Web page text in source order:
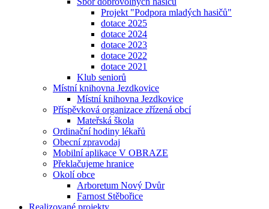
Projekt "Podpora mladých hasičů"
dotace 2025
dotace 2024
dotace 2023
dotace 2022
dotace 2021
Klub seniorů
Místní knihovna Jezdkovice
Místní knihovna Jezdkovice
Příspěvková organizace zřízená obcí
Mateřská škola
Ordinační hodiny lékařů
Obecní zpravodaj
Mobilní aplikace V OBRAZE
Překlačujeme hranice
Okolí obce
Arboretum Nový Dvůr
Farnost Stěbořice
Realizované projekty